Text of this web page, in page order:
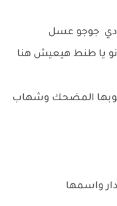
دي جوجو عسل
يا طنط هيعيش هنا
المضحك وشهاب
واسمها